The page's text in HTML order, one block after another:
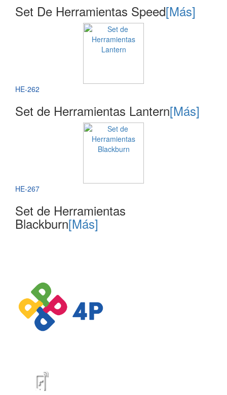
Set De Herramientas Speed[Más]
HE-262
Set de Herramientas Lantern[Más]
HE-267
Set de Herramientas
Blackburn[Más]